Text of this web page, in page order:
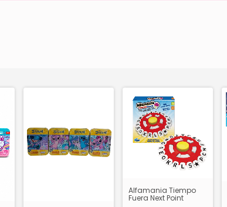
Alfamania Tiempo
Fuera Next Point